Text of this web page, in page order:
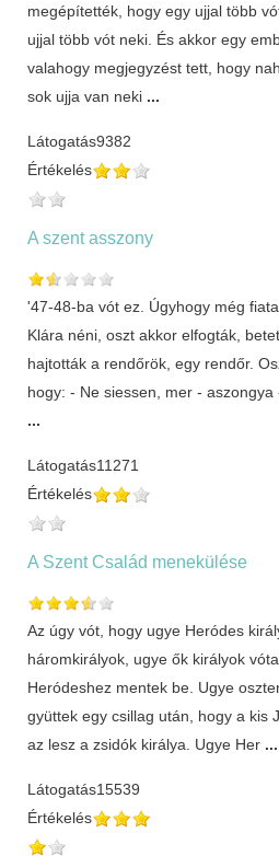
megépítették, hogy egy ujjal több
ujjal több vót neki. És akkor egy
valahogy megjegyzést tett, hogy
sok ujja van neki ...
Látogatás9382
Értékelés
A szent asszony
'47-48-ba vót ez. Úgyhogy még
Klára néni, oszt akkor elfogták,
hajtották a rendőrök, egy rendőr.
hogy: - Ne siessen, mer -
...
Látogatás11271
Értékelés
A Szent Család menekülése
Az úgy vót, hogy ugye Heródes
háromkirályok, ugye ők királyok
Heródeshez mentek be. Ugye
gyüttek egy csillag után, hogy a kis
az lesz a zsidók királya. Ugye Her ...
Látogatás15539
Értékelés